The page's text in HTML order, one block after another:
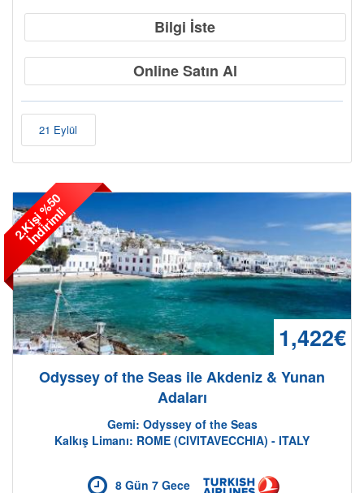
Kampanyalı Turlar
Bilgi İste
Online Satın Al
21 Eylül
2
.
K
i
ş
i
%
5
0
İ
n
d
i
r
i
m
l
i
1,422€
Odyssey of the Seas ile Akdeniz & Yunan
Adaları
Gemi: Odyssey of the Seas
Kalkış Limanı: ROME (CIVITAVECCHIA) - ITALY
8 Gün 7 Gece